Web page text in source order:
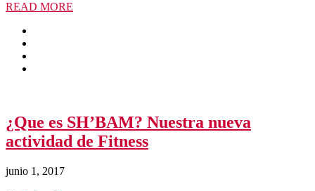
READ MORE
¿Que es SH’BAM? Nuestra nueva
actividad de Fitness
junio 1, 2017